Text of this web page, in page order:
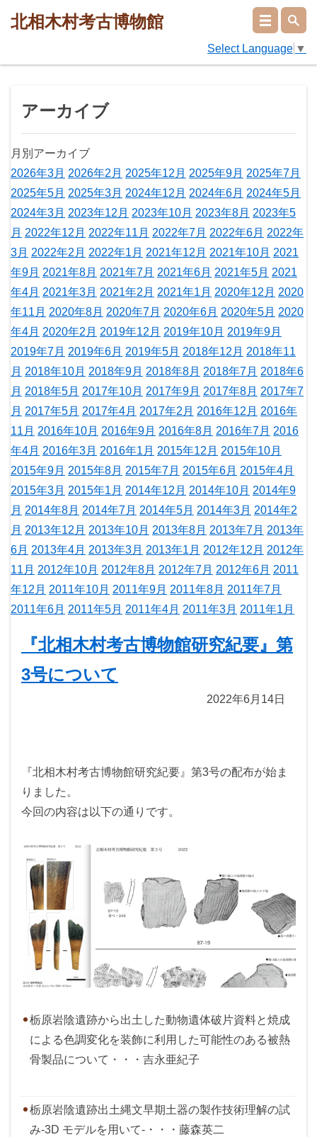
北相木村考古博物館
Select Language ▼
アーカイブ
月別アーカイブ
2026年3月 2026年2月 2025年12月 2025年9月 2025年7月
2025年5月 2025年3月 2024年12月 2024年6月 2024年5月
2024年3月 2023年12月 2023年10月 2023年8月 2023年5
月 2022年12月 2022年11月 2022年7月 2022年6月 2022年
3月 2022年2月 2022年1月 2021年12月 2021年10月 2021
年9月 2021年8月 2021年7月 2021年6月 2021年5月 2021
年4月 2021年3月 2021年2月 2021年1月 2020年12月 2020
年11月 2020年8月 2020年7月 2020年6月 2020年5月 2020
年4月 2020年2月 2019年12月 2019年10月 2019年9月
2019年7月 2019年6月 2019年5月 2018年12月 2018年11
月 2018年10月 2018年9月 2018年8月 2018年7月 2018年6
月 2018年5月 2017年10月 2017年9月 2017年8月 2017年7
月 2017年5月 2017年4月 2017年2月 2016年12月 2016年
11月 2016年10月 2016年9月 2016年8月 2016年7月 2016
年4月 2016年3月 2016年1月 2015年12月 2015年10月
2015年9月 2015年8月 2015年7月 2015年6月 2015年4月
2015年3月 2015年1月 2014年12月 2014年10月 2014年9
月 2014年8月 2014年7月 2014年5月 2014年3月 2014年2
月 2013年12月 2013年10月 2013年8月 2013年7月 2013年
6月 2013年4月 2013年3月 2013年1月 2012年12月 2012年
11月 2012年10月 2012年8月 2012年7月 2012年6月 2011
年12月 2011年10月 2011年9月 2011年8月 2011年7月
2011年6月 2011年5月 2011年4月 2011年3月 2011年1月
『北相木村考古博物館研究紀要』第
3号について
2022年6月14日
『北相木村考古博物館研究紀要』第3号の配布が始ま
りました。
今回の内容は以下の通りです。
栃原岩陰遺跡から出土した動物遺体破片資料と焼成
による色調変化を装飾に利用した可能性のある被熱
骨製品について・・・吉永亜紀子
栃原岩陰遺跡出土縄文早期土器の製作技術理解の試
み-3D モデルを用いて-・・・藤森英二